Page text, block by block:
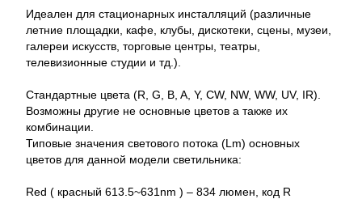
Идеален для стационарных инсталляций (различные
летние площадки, кафе, клубы, дискотеки, сцены, музеи,
галереи искусств, торговые центры, театры,
телевизионные студии и тд.).
Стандартные цвета (R, G, B, A, Y, CW, NW, WW, UV, IR).
Возможны другие не основные цветов а также их
комбинации.
Типовые значения светового потока (Lm) основных
цветов для данной модели светильника:
Red ( красный 613.5~631nm ) – 834 люмен, код R